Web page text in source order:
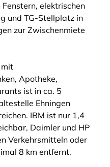
elektrischen
und TG-Stellplatz in
zur Zwischenmiete
mit
Apotheke,
ist in ca. 5
Ehningen
IBM ist nur 1,4
Daimler und HP
Verkehrsmitteln oder
8 km entfernt.